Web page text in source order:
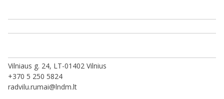
Vilniaus g. 24, LT-01402 Vilnius
+370 5 250 5824
radvilu.rumai@lndm.lt